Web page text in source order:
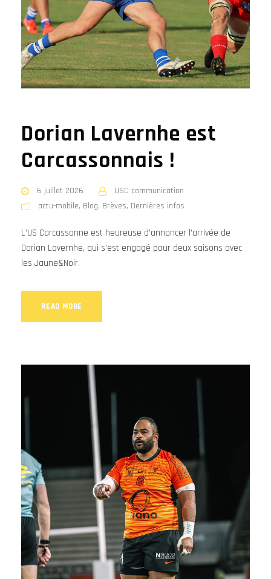
Dorian Lavernhe est
Carcassonnais !
6 juillet 2026
USC communication
actu-mobile, Blog, Brèves, Dernières infos
L’US Carcassonne est heureuse d’annoncer l’arrivée de
Dorian Lavernhe, qui s’est engagé pour deux saisons avec
les Jaune&Noir.
READ MORE